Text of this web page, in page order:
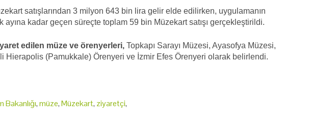
satışlarından 3 milyon 643 bin lira gelir elde edilirken, uygulamanın
ayına kadar geçen süreçte toplam 59 bin Müzekart satışı gerçekleştirildi.
edilen müze ve örenyerleri, Topkapı Sarayı Müzesi, Ayasofya Müzesi,
Hierapolis (Pamukkale) Örenyeri ve İzmir Efes Örenyeri olarak belirlendi.
,müze,Müzekart, ziyaretçi,